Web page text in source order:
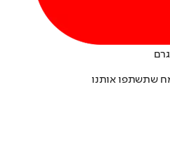
שתשתפו אותנו